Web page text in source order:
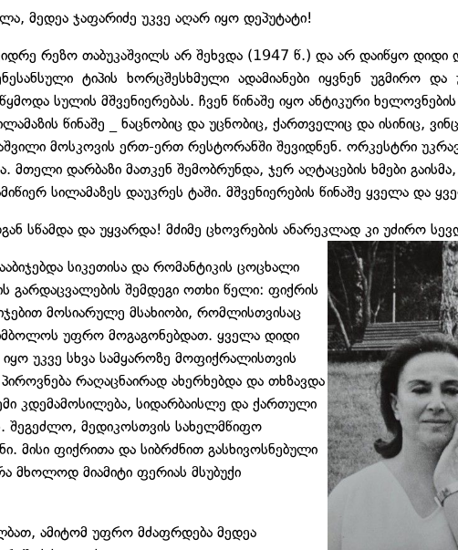
მედეა ჯაფარიძე უკვე აღარ იყო დეპუტატი!
რეზო თაბუკაშვილს არ შეხვდა (1947 წ.) და არ დაიწყო დიდი
ტიპის ხორცშესხმული ადამიანები იყვნენ უგმირო
სულის მშვენიერებას. ჩვენ წინაშე იყო ანტიკური
წინაშე _ ნაცნობიც და უცნობიც, ქართველიც და ისინიც,
მოსკოვის ერთ-ერთ რესტორანში შევიდნენ. ორკესტრი
დარბაზი მათკენ შემობრუნდა, ჯერ აღტაცების ხმები
სილამაზეს დაუკრეს ტაში. მშვენიერების წინაშე ყველა და
სწამდა და უყვარდა! მძიმე ცხოვრების ანარეკლად კი უძირო
სიკეთისა და რომანტიკის ცოცხალი
გარდაცვალების შემდეგი ოთხი წელი: ფიქრის
მოსიარულე მსახიობი, რომლისთვისაც
უფრო მოგაგონებდათ. ყველა დიდი
უკვე სხვა სამყაროზე მოფიქრალისთვის
რაღაცნაირად ახერხებდა და თხზავდა
კდემამოსილება, სიდარბაისლე და ქართული
შეგეძლო, მედიკოსთვის სახელმწიფო
მისი ფიქრითა და სიბრძნით გასხივოსნებული
მხოლოდ მიამიტი ფერიას მსუბუქი
ამიტომ უფრო მძაფრდება მედეა